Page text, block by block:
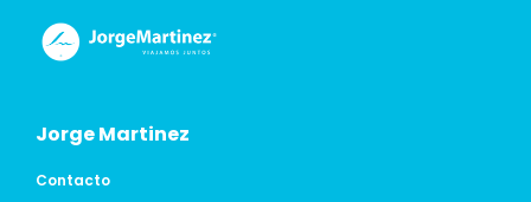
Jorge Martinez
Contacto